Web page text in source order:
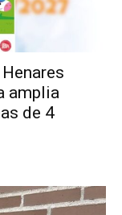
amplia
de 4